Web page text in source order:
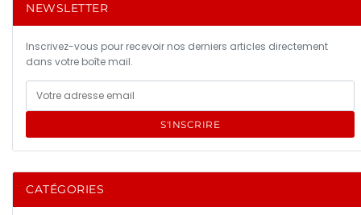
NEWSLETTER
Inscrivez-vous pour recevoir nos derniers articles directement
dans votre boîte mail.
S'INSCRIRE
CATÉGORIES